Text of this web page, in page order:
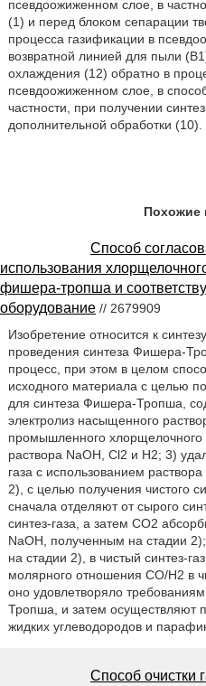
псевдоожиженном слое, в
(1) и перед блоком сепарации
процесса газификации в
возвратной линией для пыли
охлаждения (12) обратно в
псевдоожиженном слое, в
частности, при получении
дополнительной обработки (10).
Похожие
Способ
использования
фишера-тропша и
оборудование // 2679909
Изобретение относится к
проведения синтеза Фишера-
процесс, при этом в целом
исходного материала с целью
для синтеза Фишера-Тропша,
электролиз насыщенного
промышленного
раствора NaOH, Cl2 и H2; 3)
газа с использованием
2), с целью получения чистого
сначала отделяют от сырого
синтез-газа, а затем СО2
NaOH, полученным на стадии
на стадии 2), в чистый синтез-
молярного отношения СО/Н2 в
оно удовлетворяло
Тропша, и затем осуществляют
жидких углеводородов и
Способ очистки